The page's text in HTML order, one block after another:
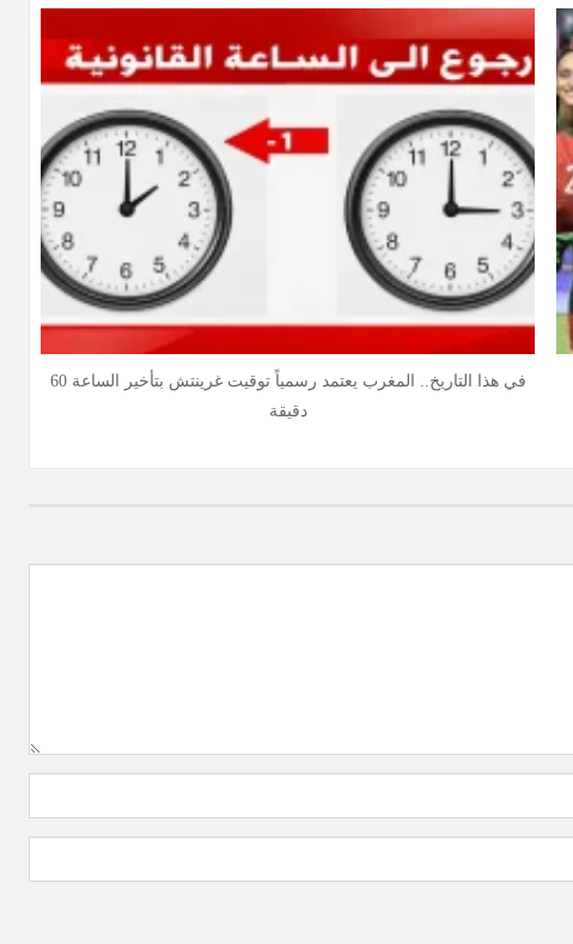
في هذا التاريخ.. المغرب يعتمد رسمياً توقيت غرينتش بتأخير الساعة 60
دقيقة